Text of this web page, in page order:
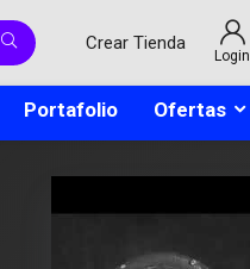
Crear Tienda
Login
Portafolio Ofertas